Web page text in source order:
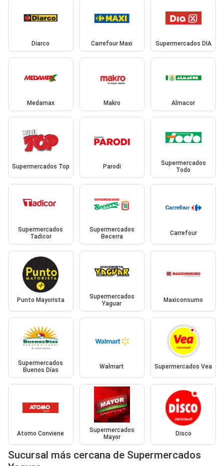
Diarco Carrefour Maxi Supermercados DIA
Medamax Makro Almacor
Supermercados Top Parodi
Supermercados
Todo
Supermercados
Tadicor
Supermercados
Becerra
Carrefour
Punto Mayorista
Supermercados
Yaguar
Maxiconsumo
Supermercados
Buenos Días
Walmart Supermercados Vea
Atomo Conviene
Supermercados
Mayor
Disco
Sucursal más cercana de Supermercados